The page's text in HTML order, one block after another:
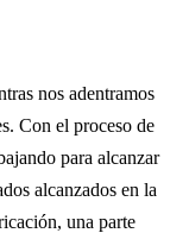
nos adentramos
Con el proceso de
para alcanzar
alcanzados en la
una parte